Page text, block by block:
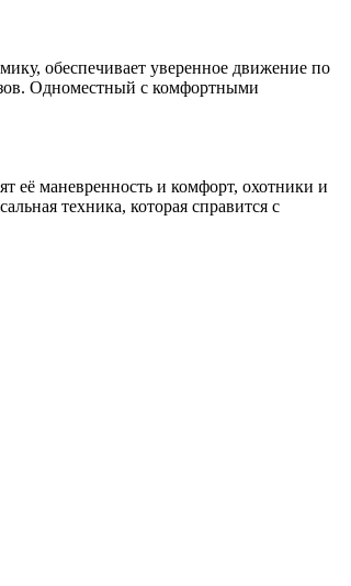
обеспечивает уверенное движение по
Одноместный с комфортными
её маневренность и комфорт, охотники и
техника, которая справится с